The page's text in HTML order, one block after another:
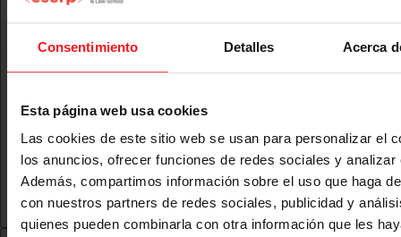
Consentimiento Detalles Acerca
Esta página web usa cookies
Las cookies de este sitio web se usan para personalizar el
los anuncios, ofrecer funciones de redes sociales y analizar
Además, compartimos información sobre el uso que haga
con nuestros partners de redes sociales, publicidad y
quienes pueden combinarla con otra información que les